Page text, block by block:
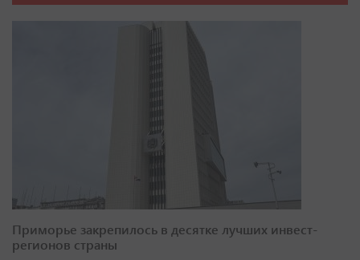
Приморье закрепилось в десятке лучших инвест-
регионов страны